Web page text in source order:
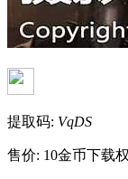
提取码: VqDS
售价: 10金币下载